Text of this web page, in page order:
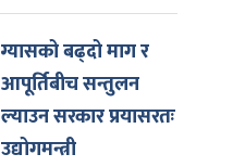
ग्यासको बढ्दो माग र
आपूर्तिबीच सन्तुलन
ल्याउन सरकार प्रयासरतः
उद्योगमन्त्री